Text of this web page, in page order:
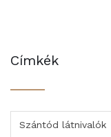
Címkék
Szántód látnivalók